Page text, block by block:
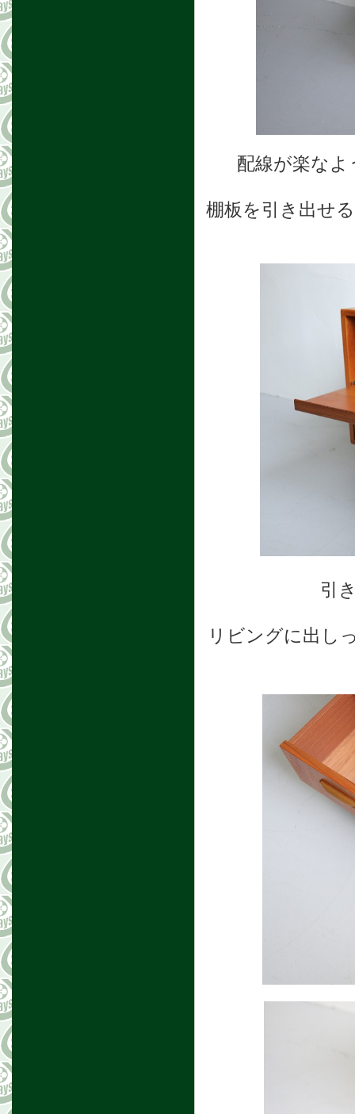
配線が楽な
棚板を引き出せ
引
リビングに出し